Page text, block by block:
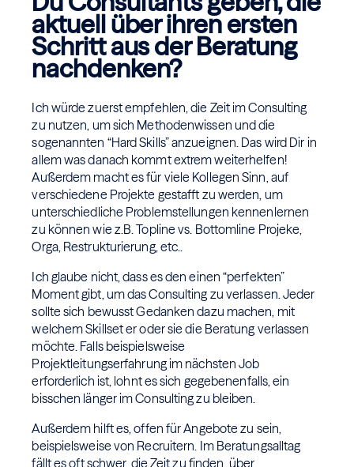
aktuell über ihren ersten
Schritt aus der Beratung
nachdenken?
Ich würde zuerst empfehlen, die Zeit im Consulting
zu nutzen, um sich Methodenwissen und die
sogenannten “Hard Skills” anzueignen. Das wird Dir in
allem was danach kommt extrem weiterhelfen!
Außerdem macht es für viele Kollegen Sinn, auf
verschiedene Projekte gestafft zu werden, um
unterschiedliche Problemstellungen kennenlernen
zu können wie z.B. Topline vs. Bottomline Projeke,
Orga, Restrukturierung, etc..
Ich glaube nicht, dass es den einen “perfekten”
Moment gibt, um das Consulting zu verlassen. Jeder
sollte sich bewusst Gedanken dazu machen, mit
welchem Skillset er oder sie die Beratung verlassen
möchte. Falls beispielsweise
Projektleitungserfahrung im nächsten Job
erforderlich ist, lohnt es sich gegebenenfalls, ein
bisschen länger im Consulting zu bleiben.
Außerdem hilft es, offen für Angebote zu sein,
beispielsweise von Recruitern. Im Beratungsalltag
fällt es oft schwer, die Zeit zu finden, über